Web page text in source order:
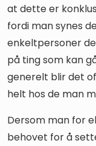
at dette er
fordi man synes
enkeltpersoner
på ting som kan
generelt blir det
helt hos de man
Dersom man for
behovet for å